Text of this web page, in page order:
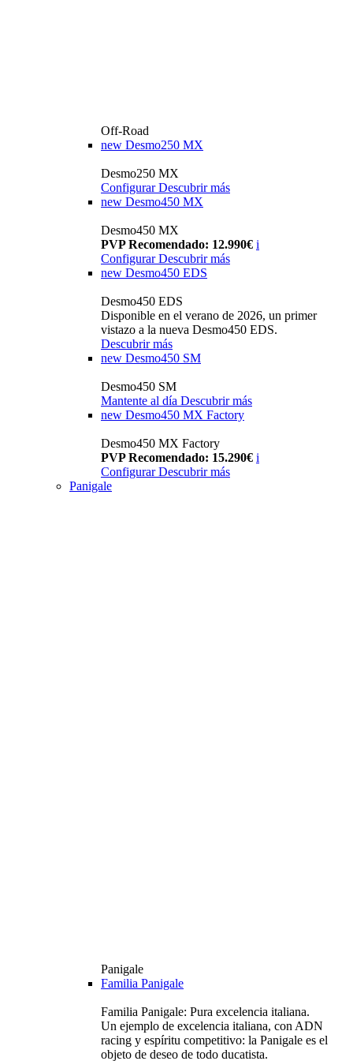
Off-Road
new Desmo250 MX
Desmo250 MX
Configurar Descubrir más
new Desmo450 MX
Desmo450 MX
PVP Recomendado: 12.990€ i
Configurar Descubrir más
new Desmo450 EDS
Desmo450 EDS
Disponible en el verano de 2026, un primer
vistazo a la nueva Desmo450 EDS.
Descubrir más
new Desmo450 SM
Desmo450 SM
Mantente al día Descubrir más
new Desmo450 MX Factory
Desmo450 MX Factory
PVP Recomendado: 15.290€ i
Configurar Descubrir más
Panigale
Panigale
Familia Panigale
Familia Panigale: Pura excelencia italiana.
Un ejemplo de excelencia italiana, con ADN
racing y espíritu competitivo: la Panigale es el
objeto de deseo de todo ducatista.